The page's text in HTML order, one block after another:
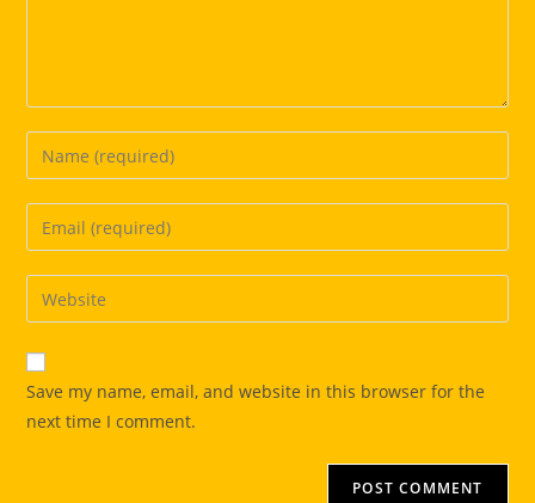
Enter
your
name
comment
Enter
your
email
address
comment
Enter
your
website
URL
(optional)
Save my name, email, and website in this browser for the
next time I comment.